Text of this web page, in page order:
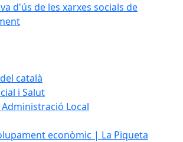
d'ús de les xarxes socials de
català
i Salut
Local
econòmic | La Piqueta